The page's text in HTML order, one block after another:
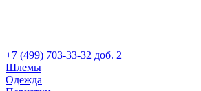
+7 (499) 703-33-32 доб. 2
Шлемы
Одежда